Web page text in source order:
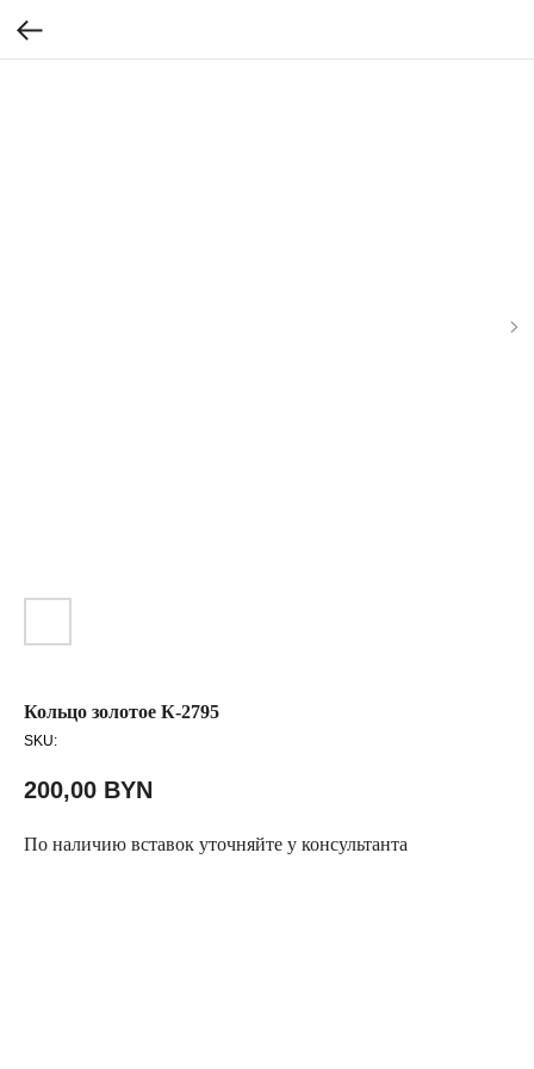
Кольцо золотое К-2795
SKU:
200,00 BYN
По наличию вставок уточняйте у консультанта